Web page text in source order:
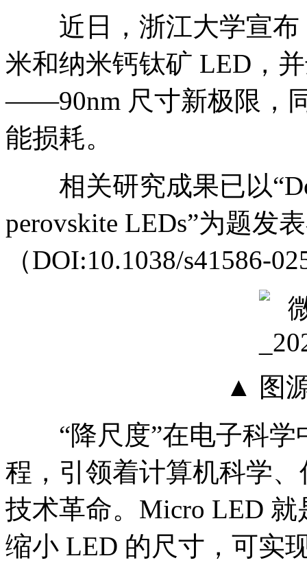
近日，浙江大学宣布
米和纳米钙钛矿 LED，
——90nm 尺寸新极限，
能损耗。
相关研究成果已以
perovskite LEDs”为题发
（DOI:10.1038/s41586-
▲ 图
“降尺度”在电子科学
程，引领着计算机科学
技术革命。Micro LED
缩小 LED 的尺寸，可实